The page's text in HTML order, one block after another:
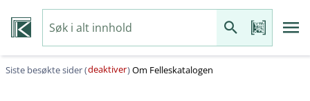
Siste besøkte sider (deaktiver)Om Felleskatalogen